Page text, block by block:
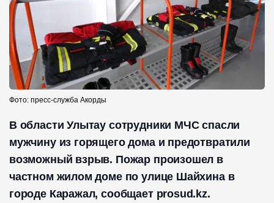
Фото: пресс-служба Акорды
В области Улытау сотрудники МЧС спасли
мужчину из горящего дома и предотвратили
возможный взрыв. Пожар произошел в
частном жилом доме по улице Шайхина в
городе Каражал, сообщает prosud.kz.